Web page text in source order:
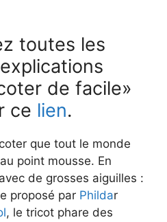
toutes les
de facile»
ce lien.
que tout le monde
point mousse. En
de grosses aiguilles :
proposé par Phildar
, le tricot phare des